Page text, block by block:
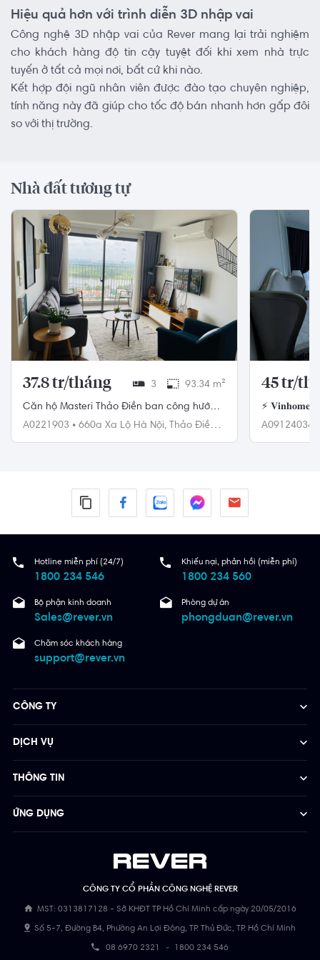
Hiệu quả hơn với trình diễn 3D nhập vai
Công nghệ 3D nhập vai của Rever mang lại trải nghiệm
cho khách hàng độ tin cậy tuyệt đối khi xem nhà trực
tuyến ở tất cả mọi nơi, bất cứ khi nào.
Kết hợp đội ngũ nhân viên được đào tạo chuyên nghiệp,
tính năng này đã giúp cho tốc độ bán nhanh hơn gấp đôi
so với thị trường.
Nhà đất tương tự
37.8 tr/tháng 3 93.34 m²
Căn hộ Masteri Thảo Điền ban công hướng
Đông Bắc mát mẻ.
A0221903 • 660a Xa Lộ Hà Nội, Thảo Điền,
45 tr/
⚡ 𝐕𝐢𝐧𝐡𝐨𝐦𝐞𝐬
phòng ngủ
A09124034
Hotline miễn phí (24/7)
1800 234 546
Khiếu nại, phản hồi (miễn phí)
1800 234 560
Bộ phận kinh doanh
Sales@rever.vn
Phòng dự án
phongduan@rever.vn
Chăm sóc khách hàng
support@rever.vn
CÔNG TY CỔ PHẦN CÔNG NGHỆ REVER
MST: 0313817128 - Sở KHĐT TP Hồ Chí Minh cấp ngày 20/05/2016
Số 5-7, Đường B4, Phường An Lợi Đông, TP. Thủ Đức, TP. Hồ Chí Minh
08 6970 2321 - 1800 234 546
CÔNG TY
DỊCH VỤ
THÔNG TIN
ỨNG DỤNG